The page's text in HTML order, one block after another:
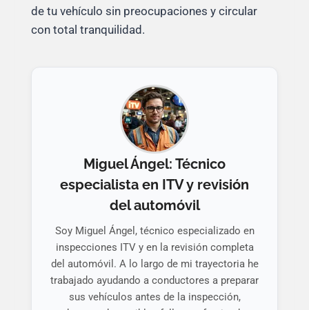
de tu vehículo sin preocupaciones y circular
con total tranquilidad.
Miguel Ángel: Técnico
especialista en ITV y revisión
del automóvil
Soy Miguel Ángel, técnico especializado en
inspecciones ITV y en la revisión completa
del automóvil. A lo largo de mi trayectoria he
trabajado ayudando a conductores a preparar
sus vehículos antes de la inspección,